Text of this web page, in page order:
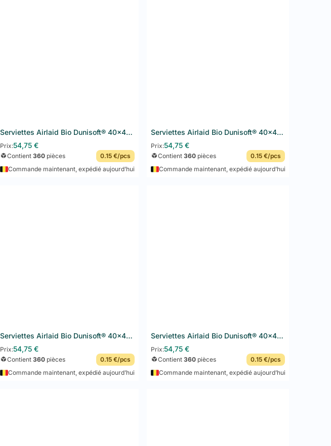
Serviettes Airlaid Bio Dunisoft® 40x40 cm 360PCS Fuchsia
Prix:54,75 €
Contient360 pièces
0.15 €/pcs
Commande maintenant, expédié aujourd’hui
Serviettes Airlaid Bio Dunisoft® 40x40 cm 360PCS Greige
Prix:54,75€
Contient 360pièces
0.15 €/pcs
Commande maintenant, expédié aujourd’hui
Serviettes Airlaid Bio Dunisoft® 40x40 cm 360PCS Honey
Prix:54,75 €
Contient360 pièces
0.15 €/pcs
Commande maintenant, expédié aujourd’hui
Serviettes Airlaid Bio Dunisoft® 40x40 cm 360PCS Jaune
Prix:54,75€
Contient 360pièces
0.15 €/pcs
Commande maintenant, expédié aujourd’hui